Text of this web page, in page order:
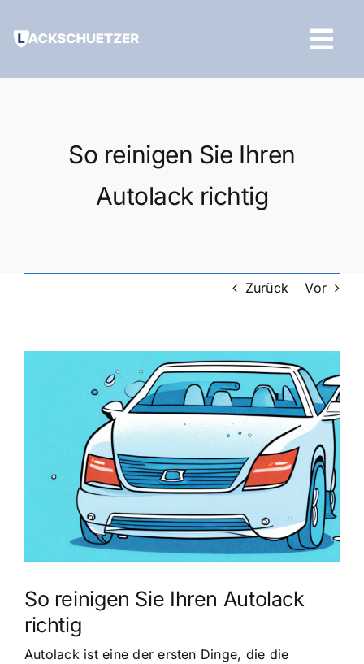
Inhalt
So reinigen Sie Ihren
Autolack richtig
Zurück Vor
So reinigen Sie Ihren Autolack
richtig
Autolack ist eine der ersten Dinge, die die